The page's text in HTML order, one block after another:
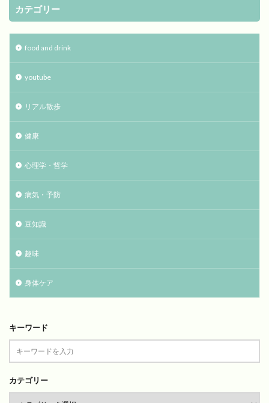
カテゴリー
food and drink
youtube
リアル散歩
健康
心理学・哲学
病気・予防
豆知識
趣味
身体ケア
キーワード
カテゴリー